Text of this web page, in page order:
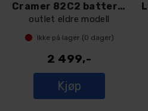
Cramer 82C2 batterilader
outlet eldre modell
Ikke på lager (0 dager)
2 499,-
Kjøp